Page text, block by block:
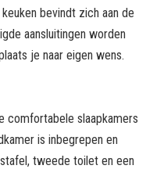
bevindt zich aan de
aansluitingen worden
je naar eigen wens.
comfortabele slaapkamers
is inbegrepen en
tweede toilet en een